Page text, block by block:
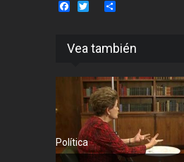
Facebook
Twitter
Vea también
Política